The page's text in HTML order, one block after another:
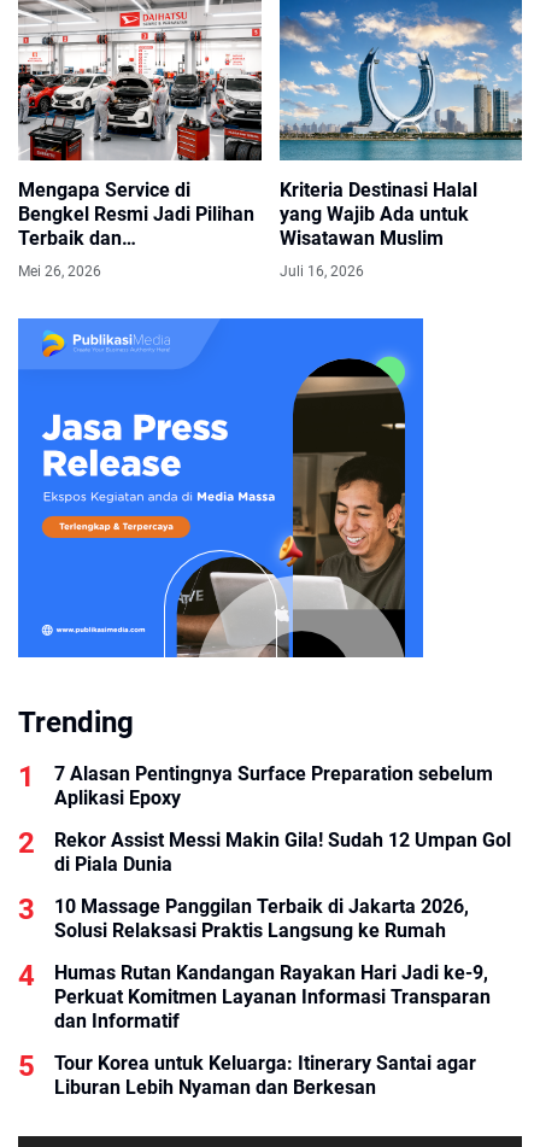
Mengapa Service di
Bengkel Resmi Jadi Pilihan
Terbaik dan
Menguntungkan ?
Mei 26, 2026
Kriteria Destinasi Halal
yang Wajib Ada untuk
Wisatawan Muslim
Juli 16, 2026
Trending
7 Alasan Pentingnya Surface Preparation sebelum
Aplikasi Epoxy
Rekor Assist Messi Makin Gila! Sudah 12 Umpan Gol
di Piala Dunia
10 Massage Panggilan Terbaik di Jakarta 2026,
Solusi Relaksasi Praktis Langsung ke Rumah
Humas Rutan Kandangan Rayakan Hari Jadi ke-9,
Perkuat Komitmen Layanan Informasi Transparan
dan Informatif
Tour Korea untuk Keluarga: Itinerary Santai agar
Liburan Lebih Nyaman dan Berkesan